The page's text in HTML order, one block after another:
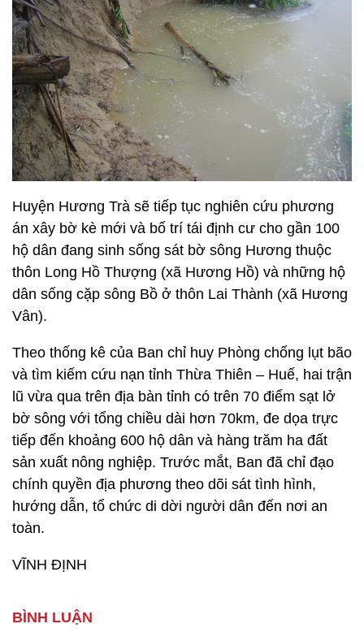
Huyện Hương Trà sẽ tiếp tục nghiên cứu phương
án xây bờ kè mới và bố trí tái định cư cho gần 100
hộ dân đang sinh sống sát bờ sông Hương thuộc
thôn Long Hồ Thượng (xã Hương Hồ) và những hộ
dân sống cặp sông Bồ ở thôn Lai Thành (xã Hương
Vân).
Theo thống kê của Ban chỉ huy Phòng chống lụt bão
và tìm kiếm cứu nạn tỉnh Thừa Thiên – Huế, hai trận
lũ vừa qua trên địa bàn tỉnh có trên 70 điểm sạt lở
bờ sông với tổng chiều dài hơn 70km, đe dọa trực
tiếp đến khoảng 600 hộ dân và hàng trăm ha đất
sản xuất nông nghiệp. Trước mắt, Ban đã chỉ đạo
chính quyền địa phương theo dõi sát tình hình,
hướng dẫn, tổ chức di dời người dân đến nơi an
toàn.
VĨNH ĐỊNH